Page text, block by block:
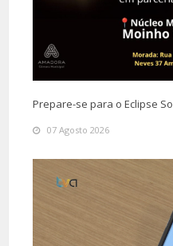
Prepare-se para o Eclipse
07 Agosto 2026